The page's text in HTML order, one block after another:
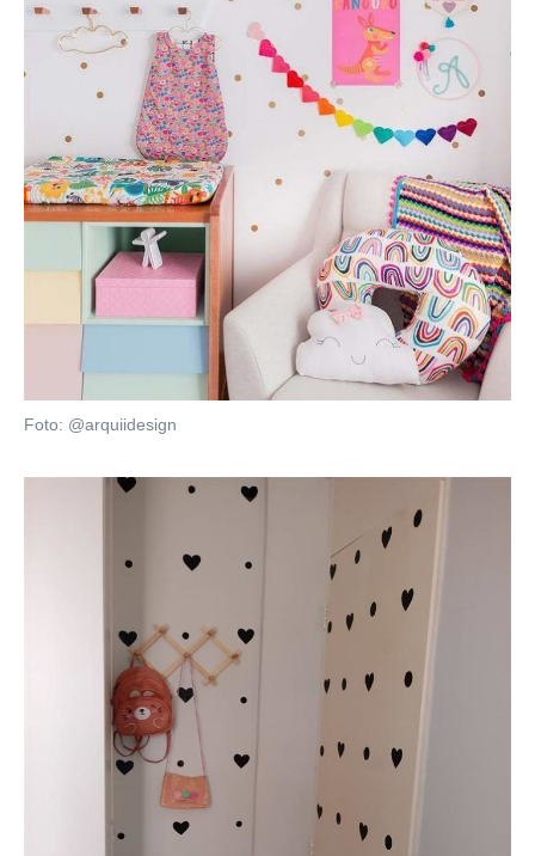
Foto: @arquiidesign